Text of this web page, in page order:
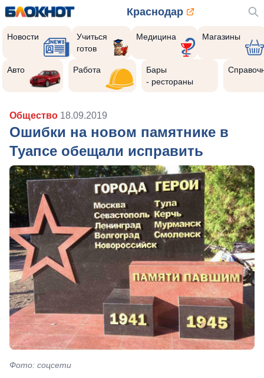
Краснодар
Новости
Учиться
готов
Медицина Магазины
Авто Работа
Бары
- рестораны
Общество 18.09.2019
Ошибки на новом памятнике в
Туапсе обещали исправить
Фото: соцсети